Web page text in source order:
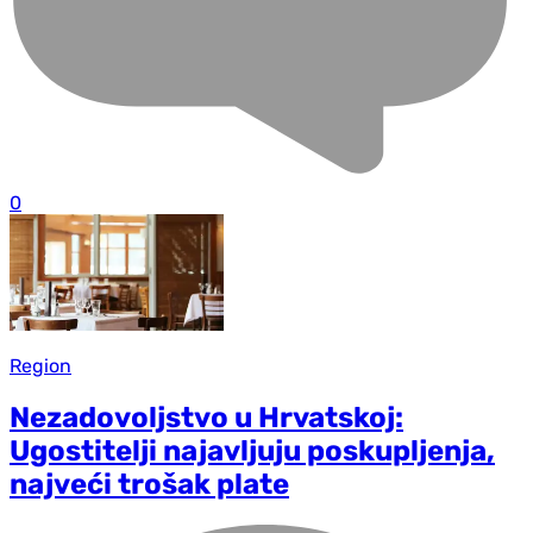
0
Region
Nezadovoljstvo u Hrvatskoj:
Ugostitelji najavljuju poskupljenja,
najveći trošak plate